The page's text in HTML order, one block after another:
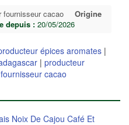
fournisseur cacao
Origine
depuis : 20/05/2026
épices aromates |
| producteur
cacao
Noix De Cajou Café Et